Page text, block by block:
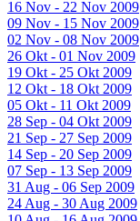
16 Nov - 22 Nov 2009
09 Nov - 15 Nov 2009
02 Nov - 08 Nov 2009
26 Okt - 01 Nov 2009
19 Okt - 25 Okt 2009
12 Okt - 18 Okt 2009
05 Okt - 11 Okt 2009
28 Sep - 04 Okt 2009
21 Sep - 27 Sep 2009
14 Sep - 20 Sep 2009
07 Sep - 13 Sep 2009
31 Aug - 06 Sep 2009
24 Aug - 30 Aug 2009